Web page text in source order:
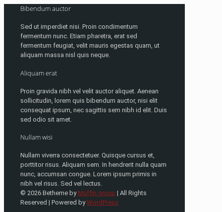
Bibendum auctor
Sed ut imperdiet nisi. Proin condimentum
fermentum nunc. Etiam pharetra, erat sed
fermentum feugiat, velit mauris egestas quam, ut
aliquam massa nisl quis neque.
Aliquam erat
Proin gravida nibh vel velit auctor aliquet. Aenean
sollicitudin, lorem quis bibendum auctor, nisi elit
consequat ipsum, nec sagittis sem nibh id elit. Duis
sed odio sit amet.
Nullam wisi
Nullam viverra consectetuer. Quisque cursus et,
porttitor risus. Aliquam sem. In hendrerit nulla quam
nunc, accumsan congue. Lorem ipsum primis in
nibh vel risus. Sed vel lectus.
© 2026 Betheme by Muffin group | All Rights
Reserved | Powered byWordPress